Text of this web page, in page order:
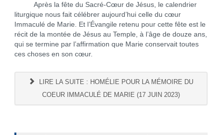
Après la fête du Sacré-Cœur de Jésus, le calendrier
liturgique nous fait célébrer aujourd’hui celle du cœur
Immaculé de Marie. Et l’Évangile retenu pour cette fête est le
récit de la montée de Jésus au Temple, à l’âge de douze ans,
qui se termine par l’affirmation que Marie conservait toutes
ces choses en son cœur.
LIRE LA SUITE : HOMÉLIE POUR LA MÉMOIRE DU
COEUR IMMACULÉ DE MARIE (17 JUIN 2023)